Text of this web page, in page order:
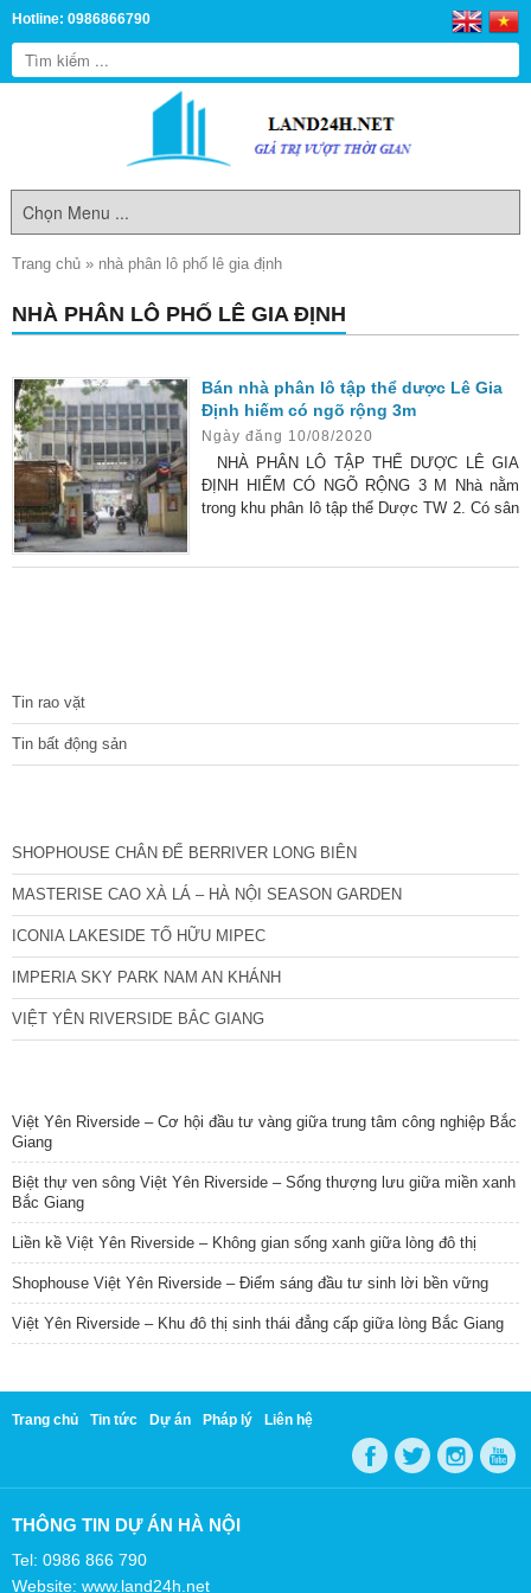
Hotline: 0986866790
Trang chủ » nhà phân lô phố lê gia định
NHÀ PHÂN LÔ PHỐ LÊ GIA ĐỊNH
Bán nhà phân lô tập thể dược Lê Gia
Định hiếm có ngõ rộng 3m
Ngày đăng 10/08/2020
NHÀ PHÂN LÔ TẬP THỂ DƯỢC LÊ GIA
ĐỊNH HIẾM CÓ NGÕ RỘNG 3 M Nhà nằm
trong khu phân lô tập thể Dược TW 2. Có sân
Tin rao vặt
Tin bất động sản
SHOPHOUSE CHÂN ĐẾ BERRIVER LONG BIÊN
MASTERISE CAO XÀ LÁ – HÀ NỘI SEASON GARDEN
ICONIA LAKESIDE TỐ HỮU MIPEC
IMPERIA SKY PARK NAM AN KHÁNH
VIỆT YÊN RIVERSIDE BẮC GIANG
Việt Yên Riverside – Cơ hội đầu tư vàng giữa trung tâm công nghiệp Bắc
Giang
Biệt thự ven sông Việt Yên Riverside – Sống thượng lưu giữa miền xanh
Bắc Giang
Liền kề Việt Yên Riverside – Không gian sống xanh giữa lòng đô thị
Shophouse Việt Yên Riverside – Điểm sáng đầu tư sinh lời bền vững
Việt Yên Riverside – Khu đô thị sinh thái đẳng cấp giữa lòng Bắc Giang
Trang chủ Tin tức Dự án Pháp lý Liên hệ
THÔNG TIN DỰ ÁN HÀ NỘI
Tel: 0986 866 790
Website: www.land24h.net